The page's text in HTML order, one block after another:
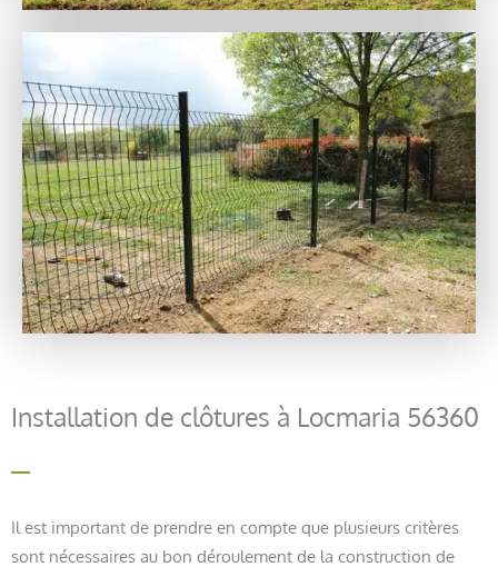
Installation de clôtures à Locmaria 56360
Il est important de prendre en compte que plusieurs critères
sont nécessaires au bon déroulement de la construction de